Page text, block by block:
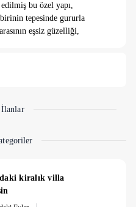
bu özel yapı,
tepesinde gururla
eşsiz güzelliği,
ferah terasları
keyfini
tarzda özenle dekore
ise ferah bir yaşam alanı
bu villada, kalite
Bodrum'un eşsiz doğasının
İlanlar
kiralık villa